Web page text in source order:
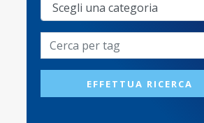
EFFETTUA RICERCA